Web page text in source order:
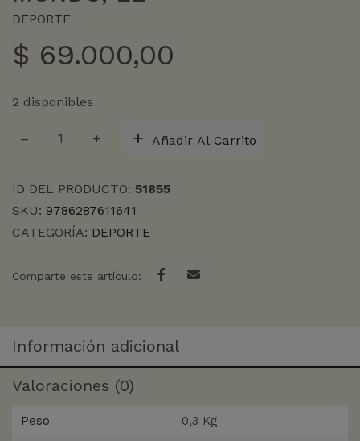
DEPORTE
$ 69.000,00
2 disponibles
EQUIPO
EL
cantidad
Añadir Al Carrito
ID DEL PRODUCTO: 51855
SKU: 9786287611641
CATEGORÍA: DEPORTE
Comparte este artículo:
Información adicional
Valoraciones (0)
Peso 0,3 Kg